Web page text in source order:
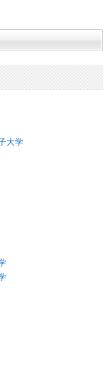
大学